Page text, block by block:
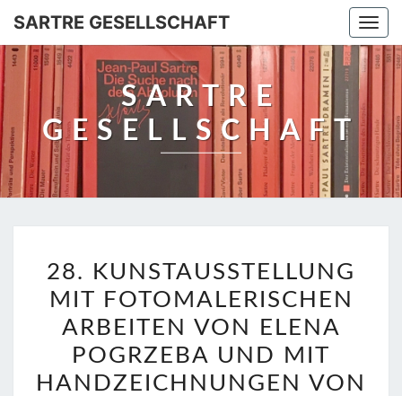
SARTRE GESELLSCHAFT
SARTRE
GESELLSCHAFT
KUNSTAUSSTELLUNG
MIT
FOTOMALERISCHEN
ARBEITEN
VON
28. KUNSTAUSSTELLUNG
MIT FOTOMALERISCHEN
ARBEITEN VON ELENA
POGRZEBA UND MIT
HANDZEICHNUNGEN VON